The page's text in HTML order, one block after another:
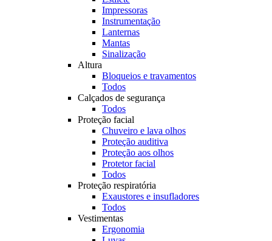
Impressoras
Instrumentação
Lanternas
Mantas
Sinalização
Altura
Bloqueios e travamentos
Todos
Calçados de segurança
Todos
Proteção facial
Chuveiro e lava olhos
Proteção auditiva
Proteção aos olhos
Protetor facial
Todos
Proteção respiratória
Exaustores e insufladores
Todos
Vestimentas
Ergonomia